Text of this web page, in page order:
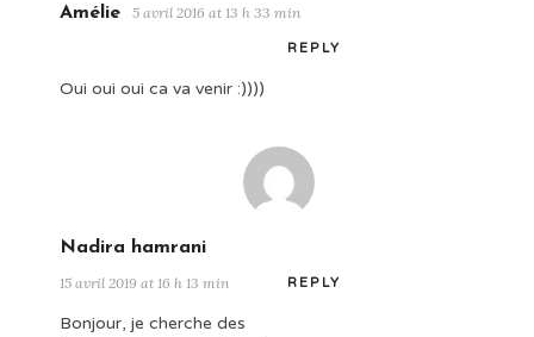
Amélie 5 avril 2016 at 13 h 33 min
REPLY
Oui oui oui ca va venir :))))
Nadira hamrani
15 avril 2019 at 16 h 13 min REPLY
Bonjour, je cherche des